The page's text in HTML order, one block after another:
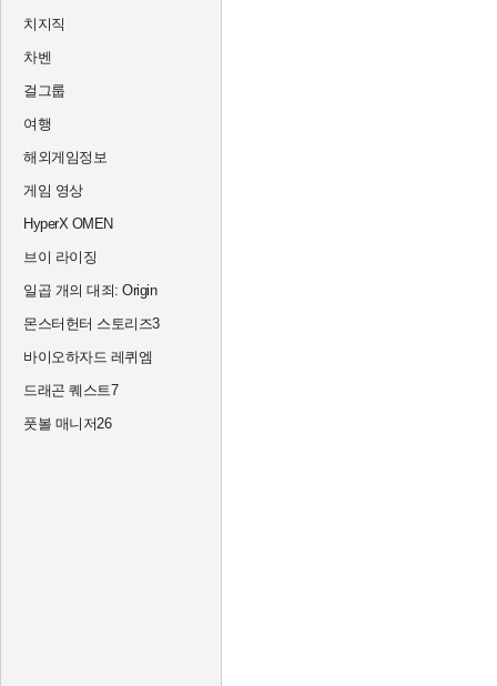
치지직
차벤
걸그룹
여행
해외게임정보
게임 영상
HyperX OMEN
브이 라이징
일곱 개의 대죄: Origin
몬스터헌터 스토리즈3
바이오하자드 레퀴엠
드래곤 퀘스트7
풋볼 매니저26